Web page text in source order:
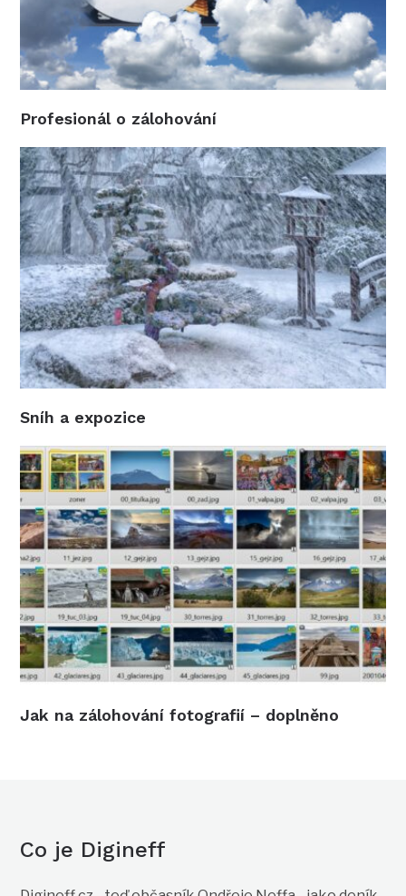
Profesionál o zálohování
Sníh a expozice
Jak na zálohování fotografií – doplněno
Co je Digineff